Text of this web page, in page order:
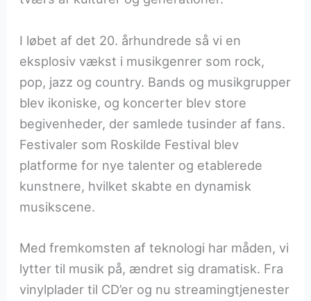
I løbet af det 20. århundrede så vi en
eksplosiv vækst i musikgenrer som rock,
pop, jazz og country. Bands og musikgrupper
blev ikoniske, og koncerter blev store
begivenheder, der samlede tusinder af fans.
Festivaler som Roskilde Festival blev
platforme for nye talenter og etablerede
kunstnere, hvilket skabte en dynamisk
musikscene.
Med fremkomsten af teknologi har måden, vi
lytter til musik på, ændret sig dramatisk. Fra
vinylplader til CD’er og nu streamingtjenester